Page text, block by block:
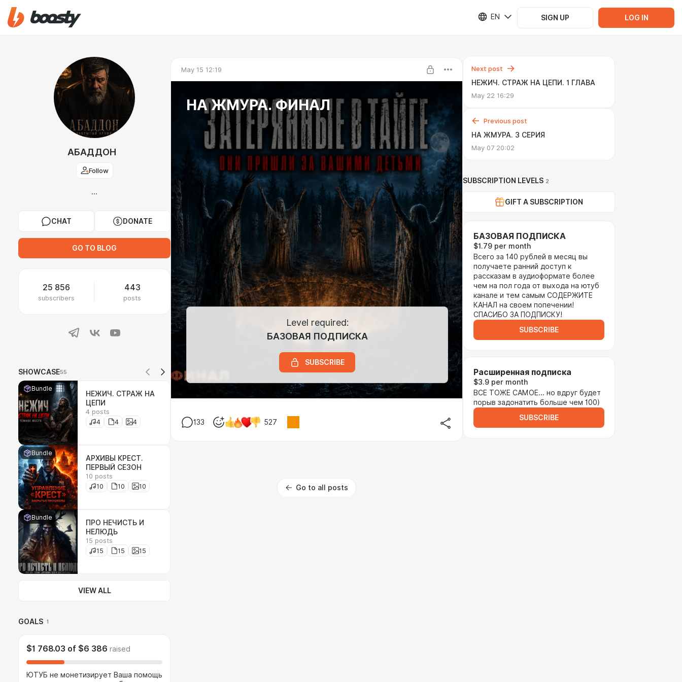
EN SIGN UP LOG IN
АБАДДОН
Follow
...
CHAT DONATE
GO TO BLOG
25 856
subscribers
443
posts
SHOWCASE55
Bundle
НЕЖИЧ. СТРАЖ НА
ЦЕПИ
4 posts
4
4 4
Bundle
АРХИВЫ КРЕСТ.
ПЕРВЫЙ СЕЗОН
10 posts
10
10 10
Bundle
ПРО НЕЧИСТЬ И
НЕЛЮДЬ
15 posts
15
15 15
VIEW ALL
GOALS 1
$1 768.03 of $6 386 raised
ЮТУБ не монетизирует Ваша помощь
May 15 12:19
НА ЖМУРА. ФИНАЛ
Level required:
БАЗОВАЯ ПОДПИСКА
SUBSCRIBE
133 527
Go to all posts
Next post
НЕЖИЧ. СТРАЖ НА ЦЕПИ. 1 ГЛАВА
May 22 16:29
Previous post
НА ЖМУРА. 3 СЕРИЯ
May 07 20:02
SUBSCRIPTION LEVELS 2
GIFT A SUBSCRIPTION
БАЗОВАЯ ПОДПИСКА
$1.79 per month
Всего за 140 рублей в месяц вы
получаете ранний доступ к
рассказам в аудиоформате более
чем на пол года от выхода на ютуб
канале и тем самым СОДЕРЖИТЕ
КАНАЛ на своем попечении!
СПАСИБО ЗА ПОДПИСКУ!
SUBSCRIBE
Расширенная подписка
$3.9 per month
ВСЕ ТОЖЕ САМОЕ... но вдруг будет
порыв задонатить больше чем 100)
SUBSCRIBE